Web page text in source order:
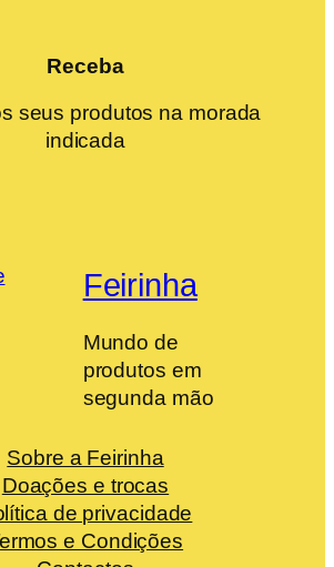
Receba
seus produtos na morada
indicada
Feirinha
Mundo de
produtos em
segunda mão
Sobre a Feirinha
Doações e trocas
de privacidade
e Condições